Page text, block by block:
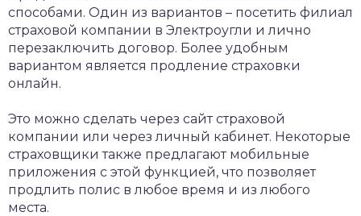
способами. Один из вариантов – посетить филиал
страховой компании в Электроугли и лично
перезаключить договор. Более удобным
вариантом является продление страховки
онлайн.
Это можно сделать через сайт страховой
компании или через личный кабинет. Некоторые
страховщики также предлагают мобильные
приложения с этой функцией, что позволяет
продлить полис в любое время и из любого
места.